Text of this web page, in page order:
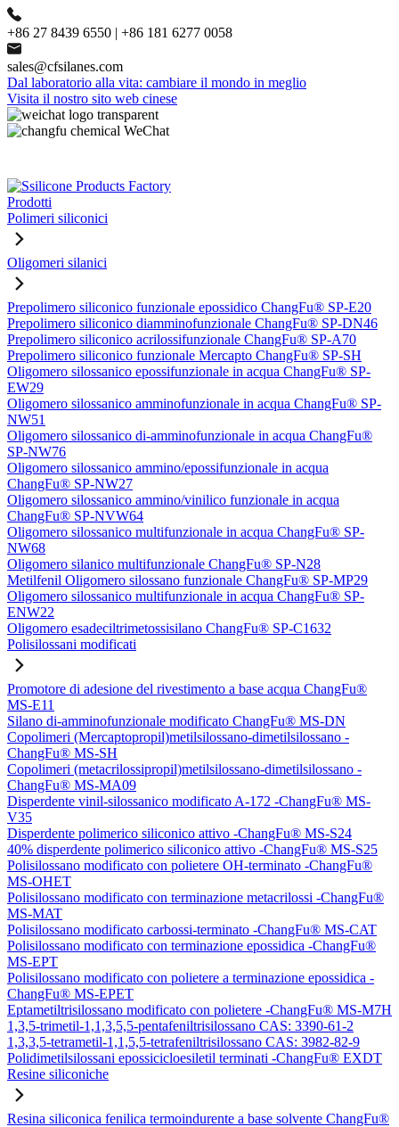
+86 27 8439 6550 | +86 181 6277 0058
sales@cfsilanes.com
Dal laboratorio alla vita: cambiare il mondo in meglio
Visita il nostro sito web cinese
Prodotti
Polimeri siliconici
Oligomeri silanici
Prepolimero siliconico funzionale epossidico ChangFu® SP-E20
Prepolimero siliconico diamminofunzionale ChangFu® SP-DN46
Prepolimero siliconico acrilossifunzionale ChangFu® SP-A70
Prepolimero siliconico funzionale Mercapto ChangFu® SP-SH
Oligomero silossanico epossifunzionale in acqua ChangFu® SP-
EW29
Oligomero silossanico amminofunzionale in acqua ChangFu® SP-
NW51
Oligomero silossanico di-amminofunzionale in acqua ChangFu®
SP-NW76
Oligomero silossanico ammino/epossifunzionale in acqua
ChangFu® SP-NW27
Oligomero silossanico ammino/vinilico funzionale in acqua
ChangFu® SP-NVW64
Oligomero silossanico multifunzionale in acqua ChangFu® SP-
NW68
Oligomero silanico multifunzionale ChangFu® SP-N28
Metilfenil Oligomero silossano funzionale ChangFu® SP-MP29
Oligomero silossanico multifunzionale in acqua ChangFu® SP-
ENW22
Oligomero esadeciltrimetossisilano ChangFu® SP-C1632
Polisilossani modificati
Promotore di adesione del rivestimento a base acqua ChangFu®
MS-E11
Silano di-amminofunzionale modificato ChangFu® MS-DN
Copolimeri (Mercaptopropil)metilsilossano-dimetilsilossano -
ChangFu® MS-SH
Copolimeri (metacrilossipropil)metilsilossano-dimetilsilossano -
ChangFu® MS-MA09
Disperdente vinil-silossanico modificato A-172 -ChangFu® MS-
V35
Disperdente polimerico siliconico attivo -ChangFu® MS-S24
40% disperdente polimerico siliconico attivo -ChangFu® MS-S25
Polisilossano modificato con polietere OH-terminato -ChangFu®
MS-OHET
Polisilossano modificato con terminazione metacrilossi -ChangFu®
MS-MAT
Polisilossano modificato carbossi-terminato -ChangFu® MS-CAT
Polisilossano modificato con terminazione epossidica -ChangFu®
MS-EPT
Polisilossano modificato con polietere a terminazione epossidica -
ChangFu® MS-EPET
Eptametiltrisilossano modificato con polietere -ChangFu® MS-M7H
1,3,5-trimetil-1,1,3,5,5-pentafeniltrisilossano CAS: 3390-61-2
1,3,3,5-tetrametil-1,1,5,5-tetrafeniltrisilossano CAS: 3982-82-9
Polidimetilsilossani epossicicloesiletil terminati -ChangFu® EXDT
Resine siliconiche
Resina siliconica fenilica termoindurente a base solvente ChangFu®